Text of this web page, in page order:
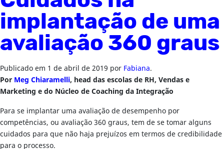
implantação de uma
avaliação 360 graus
Publicado em 1 de abril de 2019 por Fabiana.
Por Meg Chiaramelli, head das escolas de RH, Vendas e
Marketing e do Núcleo de Coaching da Integração
Para se implantar uma avaliação de desempenho por
competências, ou avaliação 360 graus, tem de se tomar alguns
cuidados para que não haja prejuízos em termos de credibilidade
para o processo.